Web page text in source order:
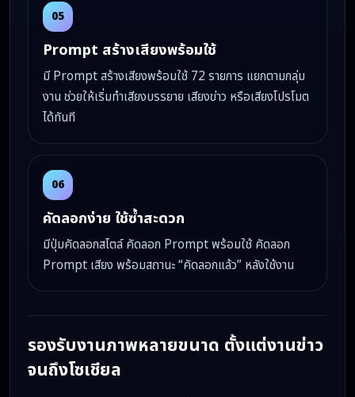
05
Prompt สร้างเสียงพร้อมใช้
มี Prompt สร้างเสียงพร้อมใช้ 72 รายการ แยกตามกลุ่ม
งาน ช่วยให้เริ่มทำเสียงบรรยาย เสียงข่าว หรือเสียงโปรโมต
ได้ทันที
06
คัดลอกง่าย ใช้ซ้ำสะดวก
มีปุ่มคัดลอกสไตล์ คัดลอก Prompt พร้อมใช้ คัดลอก
Prompt เสียง พร้อมสถานะ “คัดลอกแล้ว” หลังใช้งาน
รองรับงานภาพหลายขนาด ตั้งแต่งานข่าว
จนถึงโซเชียล